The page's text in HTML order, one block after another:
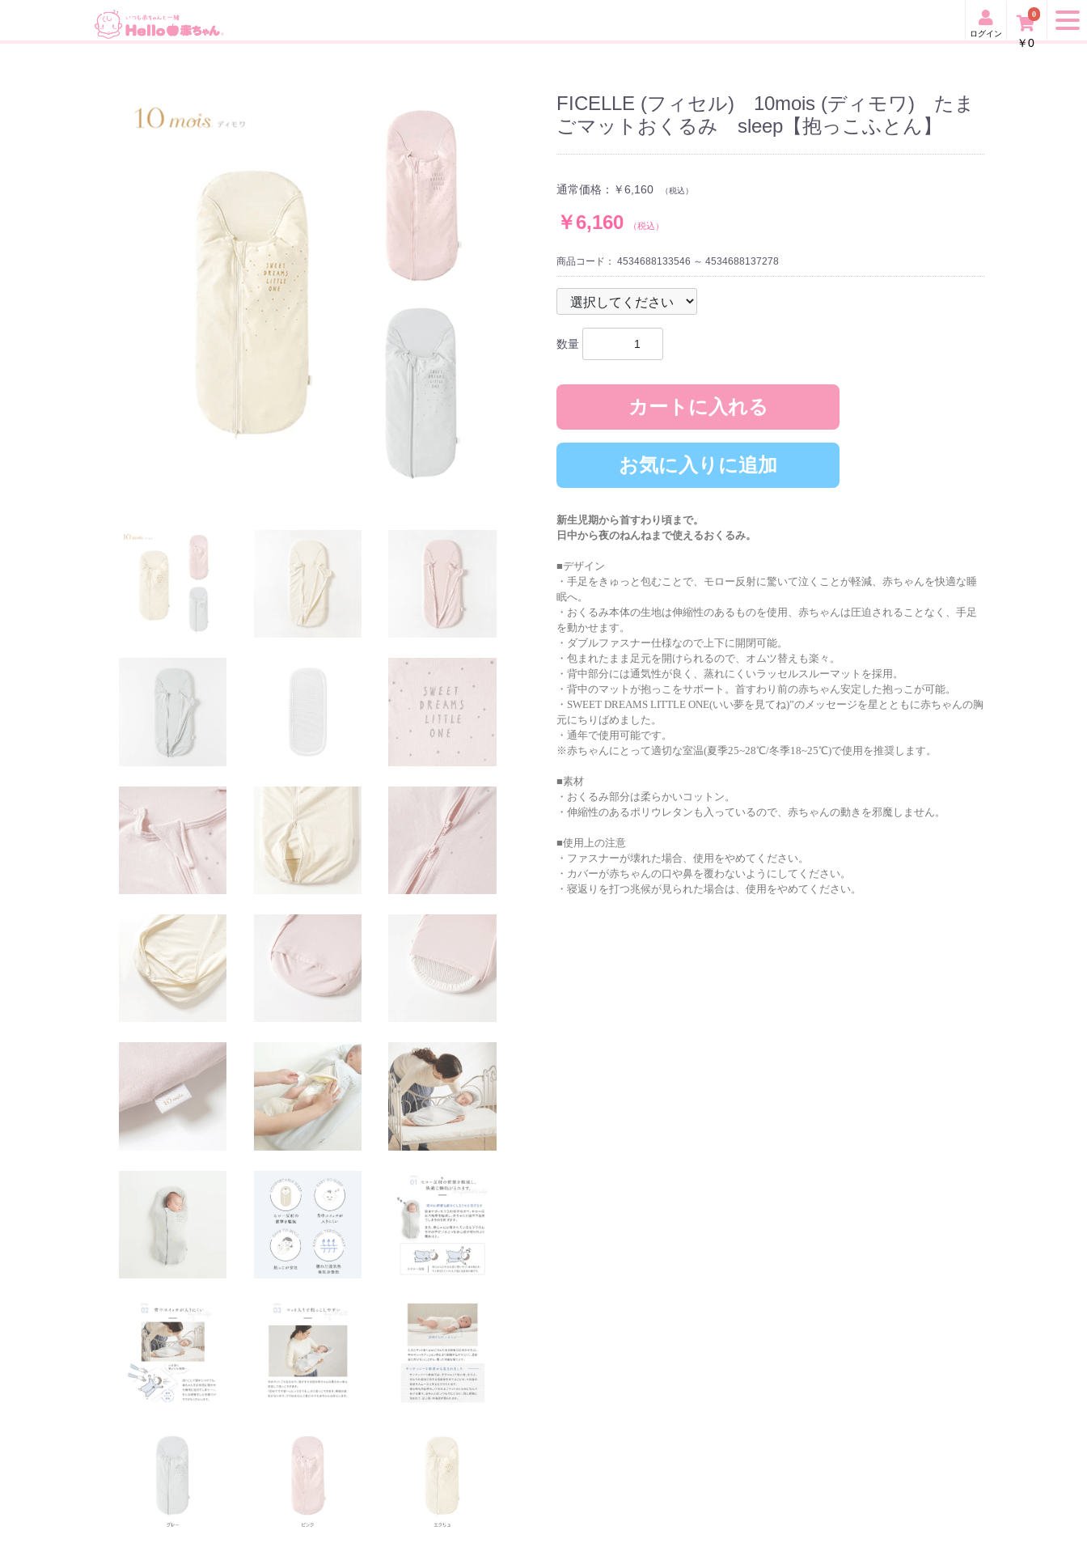
ログイン
0
￥0
FICELLE (フィセル) 10mois (ディモワ) たま
ごマットおくるみ sleep【抱っこふとん】
通常価格： ￥6,160 （税込）
￥6,160 （税込）
商品コード： 4534688133546 ～ 4534688137278
数量
カートに入れる
お気に入りに追加
新生児期から首すわり頃まで。
日中から夜のねんねまで使えるおくるみ。
■デザイン
・手足をきゅっと包むことで、モロー反射に驚いて泣くことが軽減、赤ちゃんを快適な睡
眠へ。
・おくるみ本体の生地は伸縮性のあるものを使用、赤ちゃんは圧迫されることなく、手足
を動かせます。
・ダブルファスナー仕様なので上下に開閉可能。
・包まれたまま足元を開けられるので、オムツ替えも楽々。
・背中部分には通気性が良く、蒸れにくいラッセルスルーマットを採用。
・背中のマットが抱っこをサポート。首すわり前の赤ちゃん安定した抱っこが可能。
・SWEET DREAMS LITTLE ONE(いい夢を見てね)”のメッセージを星とともに赤ちゃんの胸
元にちりばめました。
・通年で使用可能です。
※赤ちゃんにとって適切な室温(夏季25~28℃/冬季18~25℃)で使用を推奨します。
■素材
・おくるみ部分は柔らかいコットン。
・伸縮性のあるポリウレタンも入っているので、赤ちゃんの動きを邪魔しません。
■使用上の注意
・ファスナーが壊れた場合、使用をやめてください。
・カバーが赤ちゃんの口や鼻を覆わないようにしてください。
・寝返りを打つ兆候が見られた場合は、使用をやめてください。